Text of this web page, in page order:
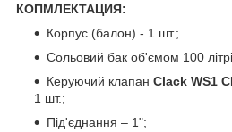
КОПМЛЕКТАЦИЯ:
Корпус (балон) - 1 шт.;
Сольовий бак об'ємом 100
Керуючий клапан Clack WS1
1 шт.;
Під'єднання – 1";